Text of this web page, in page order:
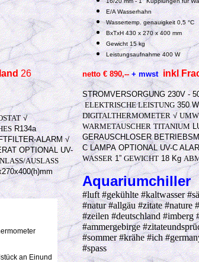
26
√
R134a
ALARM √
OPTIONAL UV-
AUSLASS
an Einund
E/A Wasserhahn
Wassertemp. genauigkeit 0,5 °C
BxTxH 430 x 270 x 400 mm
Gewicht 15 kg
Leistungsaufnahme 400 W
netto€ 890,--+ mwstinkl F
STROMVERSORGUNG 230V -
ELEKTRISCHE LEISTUNG 350 W
DIGITALTHERMOMETER √
WARMETAUSCHER TITANIUM
GERAUSCHLOSER
C LAMPA OPTIONAL UV-C
WASSER 1”GEWICHT 18 Kg
Aquariumchiller
#luft #gekühlte #kaltwasser
#natur #allgäu #zitate #nature
#zeilen #deutschland #imberg
#ammergebirge
#sommer #krähe #ich
#spass